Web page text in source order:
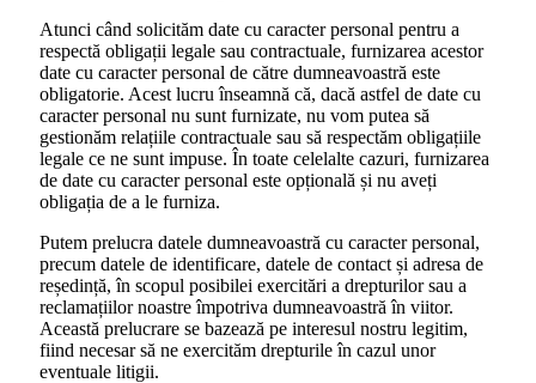
Atunci când solicităm date cu caracter personal pentru a
respectă obligații legale sau contractuale, furnizarea acestor
date cu caracter personal de către dumneavoastră este
obligatorie. Acest lucru înseamnă că, dacă astfel de date cu
caracter personal nu sunt furnizate, nu vom putea să
gestionăm relațiile contractuale sau să respectăm obligațiile
legale ce ne sunt impuse. În toate celelalte cazuri, furnizarea
de date cu caracter personal este opțională și nu aveți
obligația de a le furniza.
Putem prelucra datele dumneavoastră cu caracter personal,
precum datele de identificare, datele de contact și adresa de
reședință, în scopul posibilei exercitări a drepturilor sau a
reclamațiilor noastre împotriva dumneavoastră în viitor.
Această prelucrare se bazează pe interesul nostru legitim,
fiind necesar să ne exercităm drepturile în cazul unor
eventuale litigii.